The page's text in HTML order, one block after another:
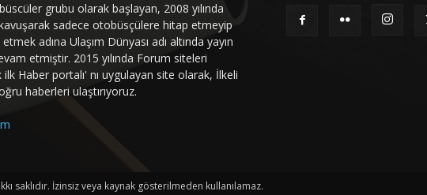
grubu olarak başlayan, 2008 yılında
sadece otobüsçülere hitap etmeyip
adına Ulaşım Dünyası adı altında yayın
etmiştir. 2015 yılında Forum siteleri
Haber portalı' nı uygulayan site olarak, İlkeli
haberleri ulaştırıyoruz.
saklıdır. İzinsiz veya kaynak gösterilmeden kullanılamaz.